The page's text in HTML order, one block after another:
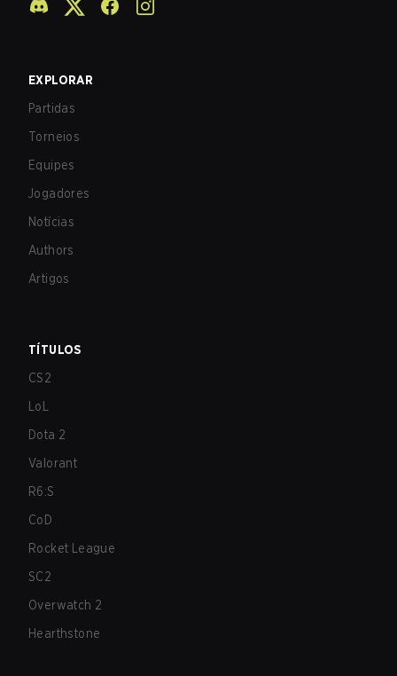
EXPLORAR
Partidas
Torneios
Equipes
Jogadores
Notícias
Authors
Artigos
TÍTULOS
CS2
LoL
Dota 2
Valorant
R6:S
CoD
Rocket League
SC2
Overwatch 2
Hearthstone